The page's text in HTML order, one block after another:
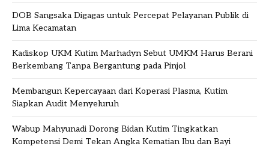
DOB Sangsaka Digagas untuk Percepat Pelayanan Publik di
Lima Kecamatan
Kadiskop UKM Kutim Marhadyn Sebut UMKM Harus Berani
Berkembang Tanpa Bergantung pada Pinjol
Membangun Kepercayaan dari Koperasi Plasma, Kutim
Siapkan Audit Menyeluruh
Wabup Mahyunadi Dorong Bidan Kutim Tingkatkan
Kompetensi Demi Tekan Angka Kematian Ibu dan Bayi